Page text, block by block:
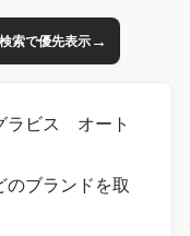
索で優先表示→
ラビス オート
のブランドを取